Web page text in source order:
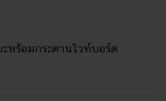
พร้อมกระดานไวท์บอร์ด